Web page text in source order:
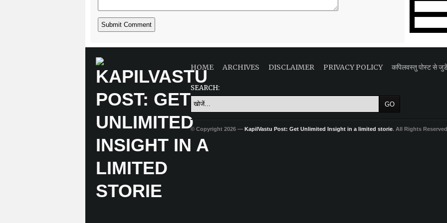
HOME ARCHIVES DISCLAIMER PRIVACY POLICY कपिलवस्तु पोस्ट से
SEARCH:
© Copyright 2026 — KapilVastu Post: Get Unlimited Insight in a limited storie. All Rights Reserved